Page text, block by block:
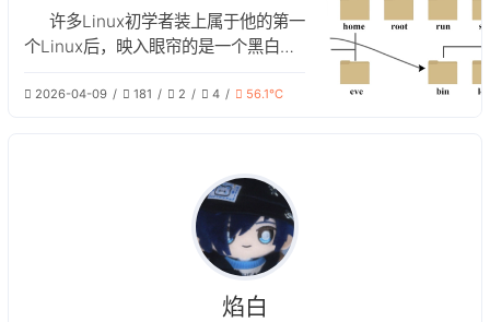
许多Linux初学者装上属于他的第一
个Linux后，映入眼帘的是一个黑白的
这对于一个初学者来说可能相当费解。
2026-04-09 181 2 4 56.1℃
焰白